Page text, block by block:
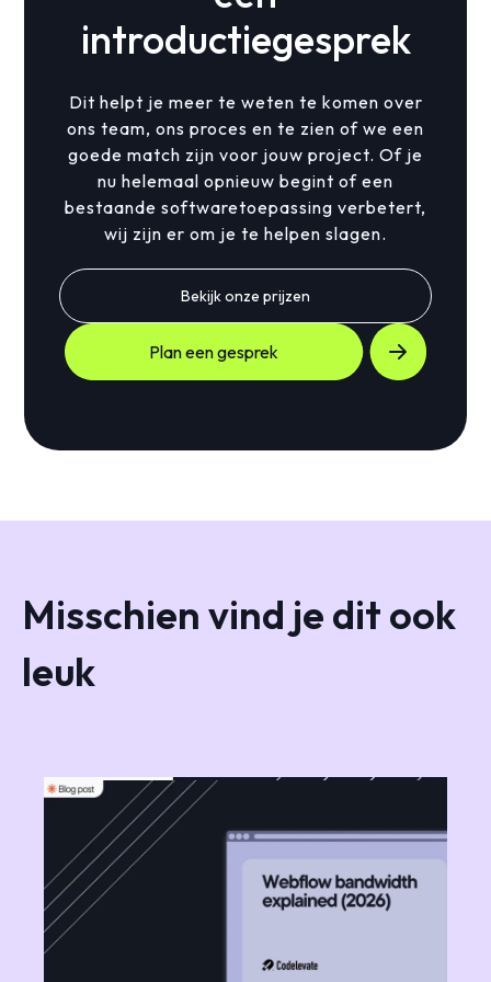
introductiegesprek
Dit helpt je meer te weten te komen over
ons team, ons proces en te zien of we een
goede match zijn voor jouw project. Of je
nu helemaal opnieuw begint of een
bestaande softwaretoepassing verbetert,
wij zijn er om je te helpen slagen.
Bekijk onze prijzen
Plan een gesprek
Misschien vind je dit ook
leuk